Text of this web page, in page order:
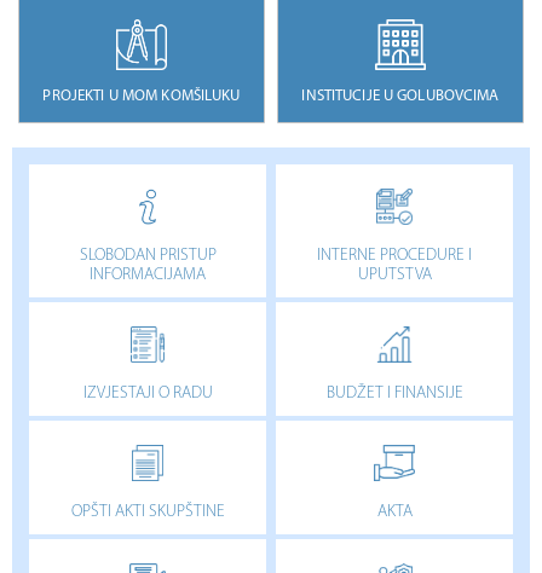
PROJEKTI U MOM KOMŠILUKU INSTITUCIJE U GOLUBOVCIMA
SLOBODAN PRISTUP
INFORMACIJAMA
INTERNE PROCEDURE I
UPUTSTVA
IZVJESTAJI O RADU BUDŽET I FINANSIJE
OPŠTI AKTI SKUPŠTINE AKTA